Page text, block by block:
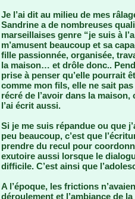
Je l’ai dit au milieu de mes
Sandrine a de nombreuses
marseillaises genre “je suis à
m’amusent beaucoup et sa
fille passionnée, organisée,
la maison… et drôle donc..
prise à penser qu’elle pourrait
comme mon fils, elle ne sait
récré de l’avoir dans la
l’ai écrit aussi.
Si je me suis répandue ou que
peu beaucoup, c’est que
prendre du recul pour
exutoire aussi lorsque le
difficile. C’est ainsi que
A l’époque, les frictions
déroulement et l’ambiance de